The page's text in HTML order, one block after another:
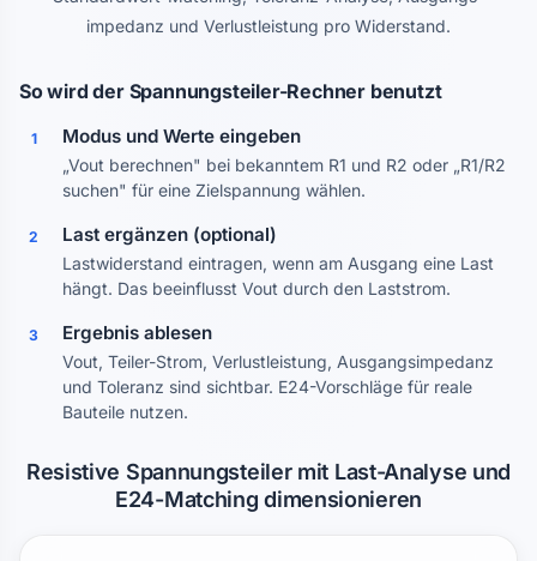
impedanz und Verlustleistung pro Widerstand.
So wird der Spannungs­teiler-Rechner benutzt
1 Modus und Werte eingeben
„Vout berechnen" bei bekanntem R1 und R2 oder „R1/R2
suchen" für eine Zielspannung wählen.
2 Last ergänzen (optional)
Lastwiderstand eintragen, wenn am Ausgang eine Last
hängt. Das beeinflusst Vout durch den Laststrom.
3 Ergebnis ablesen
Vout, Teiler-Strom, Verlustleistung, Ausgangs­impedanz
und Toleranz sind sichtbar. E24-Vorschläge für reale
Bauteile nutzen.
Resistive Spannungs­teiler mit Last-Analyse und
E24-Matching dimensionieren